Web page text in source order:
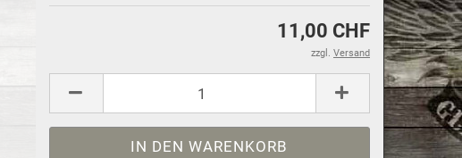
11,00 CHF
zzgl. Versand